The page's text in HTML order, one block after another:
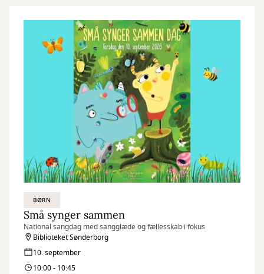
BØRN
Små synger sammen
National sangdag med sangglæde og fællesskab i fokus
Biblioteket Sønderborg
10. september
10:00 - 10:45